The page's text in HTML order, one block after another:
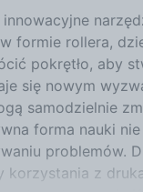
formie rollera,
pokrętło, aby
się nowym
samodzielnie
forma nauki
problemów.
korzystania z